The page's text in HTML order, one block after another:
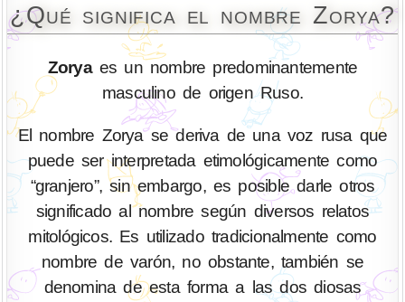
¿Qué significa el nombre Zorya?
Zoryaes un nombre predominantemente
masculino de origen Ruso.
El nombre Zorya se deriva de una voz rusa que
puede ser interpretada etimológicamente como
“granjero”, sin embargo, es posible darle otros
significado al nombre según diversos relatos
mitológicos. Es utilizado tradicionalmente como
nombre de varón, no obstante, también se
denomina de esta forma a las dos diosas